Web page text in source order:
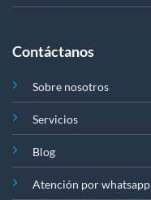
Contáctanos
Sobre nosotros
Servicios
Blog
Atención por whatsapp